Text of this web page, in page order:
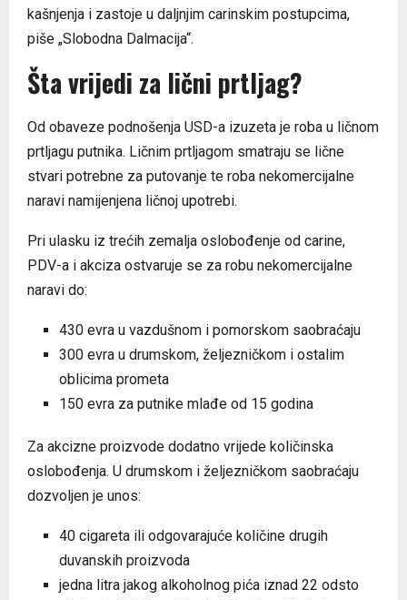
kašnjenja i zastoje u daljnjim carinskim postupcima,
piše „Slobodna Dalmacija“.
Šta vrijedi za lični prtljag?
Od obaveze podnošenja USD-a izuzeta je roba u ličnom
prtljagu putnika. Ličnim prtljagom smatraju se lične
stvari potrebne za putovanje te roba nekomercijalne
naravi namijenjena ličnoj upotrebi.
Pri ulasku iz trećih zemalja oslobođenje od carine,
PDV-a i akciza ostvaruje se za robu nekomercijalne
naravi do:
430 evra u vazdušnom i pomorskom saobraćaju
300 evra u drumskom, željezničkom i ostalim
oblicima prometa
150 evra za putnike mlađe od 15 godina
Za akcizne proizvode dodatno vrijede količinska
oslobođenja. U drumskom i željezničkom saobraćaju
dozvoljen je unos:
40 cigareta ili odgovarajuće količine drugih
duvanskih proizvoda
jedna litra jakog alkoholnog pića iznad 22 odsto